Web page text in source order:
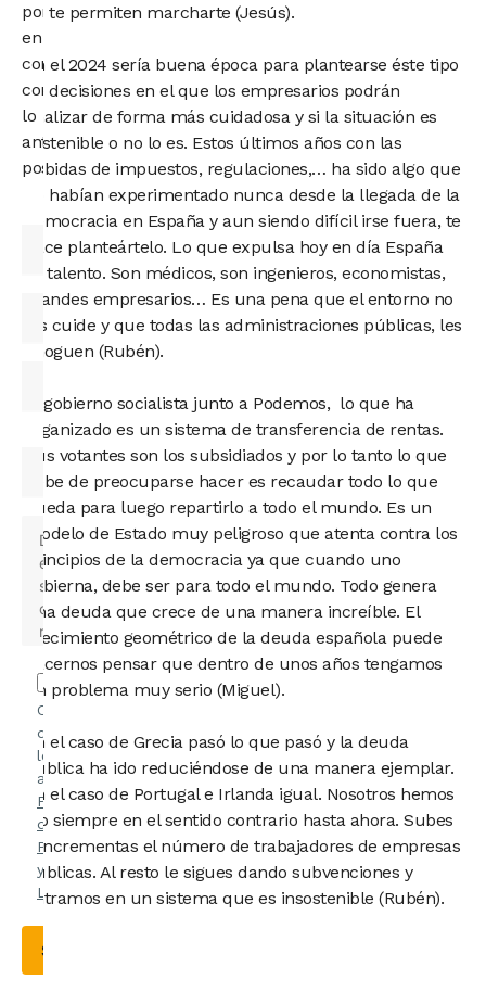
no te permiten marcharte (Jesús).
En el 2024 sería buena época para plantearse éste tipo
de decisiones en el que los empresarios podrán
analizar de forma más cuidadosa y si la situación es
sostenible o no lo es. Estos últimos años con las
subidas de impuestos, regulaciones,… ha sido algo que
no habían experimentado nunca desde la llegada de la
democracia en España y aun siendo difícil irse fuera, te
hace planteártelo. Lo que expulsa hoy en día España
es talento. Son médicos, son ingenieros, economistas,
grandes empresarios… Es una pena que el entorno no
los cuide y que todas las administraciones públicas, les
ahoguen (Rubén).
El gobierno socialista junto a Podemos, lo que ha
organizado es un sistema de transferencia de rentas.
Sus votantes son los subsidiados y por lo tanto lo que
debe de preocuparse hacer es recaudar todo lo que
pueda para luego repartirlo a todo el mundo. Es un
modelo de Estado muy peligroso que atenta contra los
principios de la democracia ya que cuando uno
gobierna, debe ser para todo el mundo. Todo genera
una deuda que crece de una manera increíble. El
crecimiento geométrico de la deuda española puede
hacernos pensar que dentro de unos años tengamos
un problema muy serio (Miguel).
En el caso de Grecia pasó lo que pasó y la deuda
pública ha ido reduciéndose de una manera ejemplar.
En el caso de Portugal e Irlanda igual. Nosotros hemos
ido siempre en el sentido contrario hasta ahora. Subes
e incrementas el número de trabajadores de empresas
públicas. Al resto le sigues dando subvenciones y
entramos en un sistema que es insostenible (Rubén).
pondrá
en
contacto
contigo
lo
antes
posible.
Confirmo
que he
leído y
acepto la
Política
de
Privacidad
y elAviso
Legal.